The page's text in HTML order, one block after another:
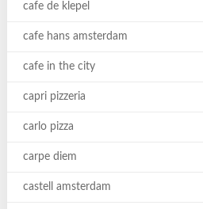
cafe de klepel
cafe hans amsterdam
cafe in the city
capri pizzeria
carlo pizza
carpe diem
castell amsterdam